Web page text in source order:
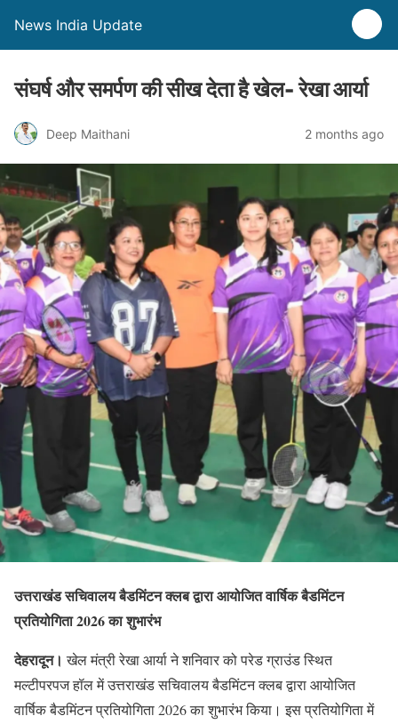
News India Update
संघर्ष और समर्पण की सीख देता है खेल- रेखा आर्या
Deep Maithani 2 months ago
उत्तराखंड सचिवालय बैडमिंटन क्लब द्वारा आयोजित वार्षिक बैडमिंटन
प्रतियोगिता 2026 का शुभारंभ
देहरादून। खेल मंत्री रेखा आर्या ने शनिवार को परेड ग्राउंड स्थित
मल्टीपरपज हॉल में उत्तराखंड सचिवालय बैडमिंटन क्लब द्वारा आयोजित
वार्षिक बैडमिंटन प्रतियोगिता 2026 का शुभारंभ किया। इस प्रतियोगिता में